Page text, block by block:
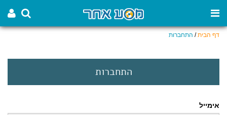
דף הבית/ התחברות
התחברות
אימייל